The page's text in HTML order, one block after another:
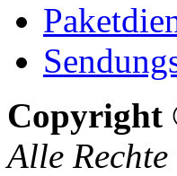
Copyright
Alle